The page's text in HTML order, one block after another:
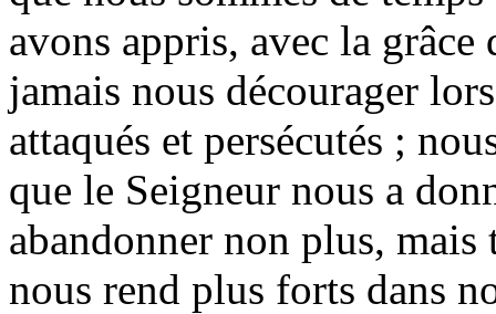
avons appris, avec la
jamais nous décourager
attaqués et persécutés ;
que le Seigneur nous a
abandonner non plus, mais
nous rend plus forts dans